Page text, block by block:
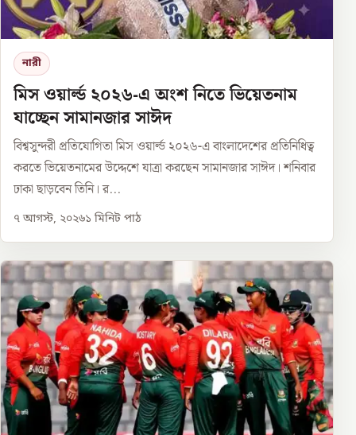
নারী
মিস ওয়ার্ল্ড ২০২৬-এ অংশ নিতে ভিয়েতনাম
যাচ্ছেন সামানজার সাঈদ
বিশ্বসুন্দরী প্রতিযোগিতা মিস ওয়ার্ল্ড ২০২৬-এ বাংলাদেশের প্রতিনিধিত্ব
করতে ভিয়েতনামের উদ্দেশে যাত্রা করছেন সামানজার সাঈদ। শনিবার
ঢাকা ছাড়বেন তিনি। র...
৭ আগস্ট, ২০২৬১ মিনিট পাঠ